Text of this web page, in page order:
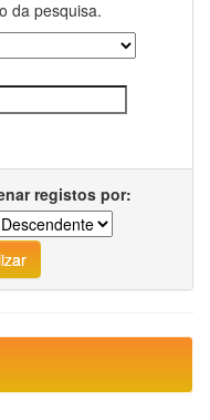
da pesquisa.
registos por: